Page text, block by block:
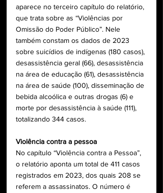
aparece no terceiro capítulo do relatório,
que trata sobre as “Violências por
Omissão do Poder Público”. Nele
também constam os dados de 2023
sobre suicídios de indígenas (180 casos),
desassistência geral (66), desassistência
na área de educação (61), desassistência
na área de saúde (100), disseminação de
bebida alcoólica e outras drogas (6) e
morte por desassistência à saúde (111),
totalizando 344 casos.
Violência contra a pessoa
No capítulo “Violência contra a Pessoa”,
o relatório aponta um total de 411 casos
registrados em 2023, dos quais 208 se
referem a assassinatos. O número é